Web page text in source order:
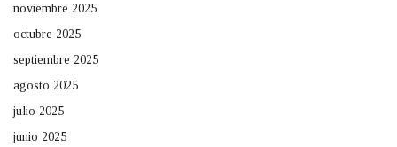
noviembre 2025
octubre 2025
septiembre 2025
agosto 2025
julio 2025
junio 2025